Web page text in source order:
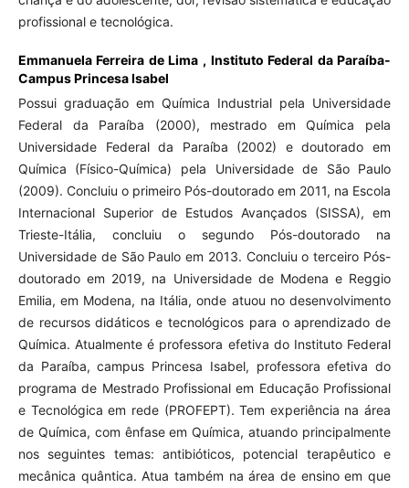
profissional e tecnológica.
Emmanuela Ferreira de Lima , Instituto Federal da Paraíba-
Campus Princesa Isabel
Possui graduação em Química Industrial pela Universidade
Federal da Paraíba (2000), mestrado em Química pela
Universidade Federal da Paraíba (2002) e doutorado em
Química (Físico-Química) pela Universidade de São Paulo
(2009). Concluiu o primeiro Pós-doutorado em 2011, na Escola
Internacional Superior de Estudos Avançados (SISSA), em
Trieste-Itália, concluiu o segundo Pós-doutorado na
Universidade de São Paulo em 2013. Concluiu o terceiro Pós-
doutorado em 2019, na Universidade de Modena e Reggio
Emilia, em Modena, na Itália, onde atuou no desenvolvimento
de recursos didáticos e tecnológicos para o aprendizado de
Química. Atualmente é professora efetiva do Instituto Federal
da Paraíba, campus Princesa Isabel, professora efetiva do
programa de Mestrado Profissional em Educação Profissional
e Tecnológica em rede (PROFEPT). Tem experiência na área
de Química, com ênfase em Química, atuando principalmente
nos seguintes temas: antibióticos, potencial terapêutico e
mecânica quântica. Atua também na área de ensino em que